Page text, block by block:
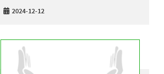
2024-12-12